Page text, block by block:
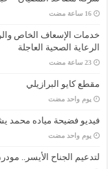
‏16 ساعة مضت
خدمات الإسعاف الخاص
الرعاية الصحية العاجلة
‏23 ساعة مضت
مقطع كايو البرازيلي
‏يوم واحد مضت
فيديو فضيحة مياده محمد
‏يوم واحد مضت
لتدعيم الجناح الأيسر..